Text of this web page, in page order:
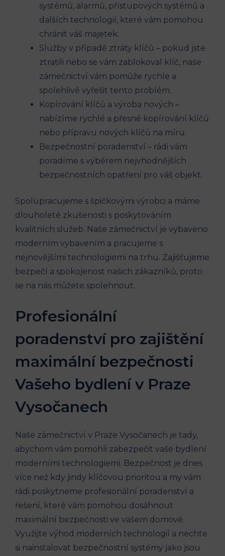
systémů, alarmů, přístupových systémů a
dalších technologií, které vám pomohou
chránit váš majetek.
Služby v případě ztráty klíčů – pokud jste
ztratili nebo se vám zablokoval klíč, naše
zámečnictví vám pomůže rychle a
spolehlivě vyřešit tento problém.
Kopírování klíčů a výroba nových –
nabízíme rychlé a přesné kopírování klíčů
nebo přípravu nových klíčů na míru.
Bezpečnostní poradenství – rádi vám
poradíme s výběrem nejvhodnějších
bezpečnostních opatření pro váš objekt.
Spolupracujeme s špičkovými výrobci a máme
dlouholeté zkušenosti s poskytováním
kvalitních služeb. Naše zámečnictví je vybaveno
moderním vybavením a pracujeme s
nejnovějšími technologiemi na trhu. Zajišťujeme
bezpečí a spokojenost našich zákazníků, proto
se na nás můžete spolehnout.
Profesionální
poradenství pro zajištění
maximální bezpečnosti
Vašeho bydlení v Praze
Vysočanech
Naše zámečnictví v Praze Vysočanech je tady,
abychom vám pomohli zabezpečit vaše bydlení
moderními technologiemi. Bezpečnost je dnes
více než kdy jindy klíčovou prioritou a my vám
rádi poskytneme profesionální poradenství a
řešení, které vám pomohou dosáhnout
maximální bezpečnosti ve vašem domově.
Využijte výhod moderních technologií a nechte
si nainstalovat bezpečnostní systémy jako jsou